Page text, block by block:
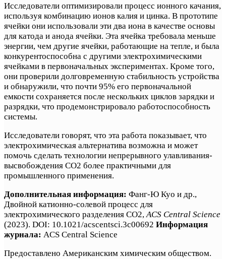
Исследователи оптимизировали процесс ионного качания,
используя комбинацию ионов калия и цинка. В прототипе
ячейки они использовали эти два иона в качестве основы
для катода и анода ячейки. Эта ячейка требовала меньше
энергии, чем другие ячейки, работающие на тепле, и была
конкурентоспособна с другими электрохимическими
ячейками в первоначальных экспериментах. Кроме того,
они проверили долговременную стабильность устройства
и обнаружили, что почти 95% его первоначальной
емкости сохраняется после нескольких циклов зарядки и
разрядки, что продемонстрировало работоспособность
системы.
Исследователи говорят, что эта работа показывает, что
электрохимическая альтернатива возможна и может
помочь сделать технологии непрерывного улавливания-
высвобождения CO2 более практичными для
промышленного применения.
Дополнительная информация: Фанг-Ю Куо и др.,
Двойной катионно-солевой процесс для
электрохимического разделения CO2,ACS Central Science
(2023). DOI: 10.1021/acscentsci.3c00692 Информация
журнала: ACS Central Science
Предоставлено Американским химическим обществом.